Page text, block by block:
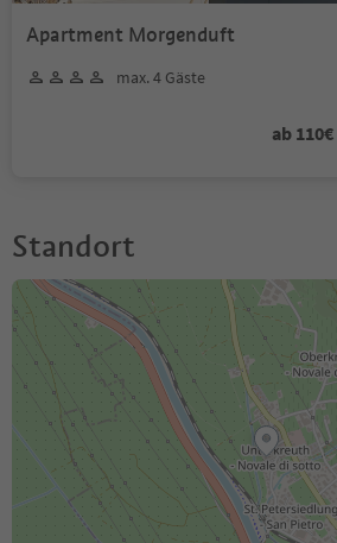
Apartment Morgenduft
max. 4 Gäste
ab 110€
Standort